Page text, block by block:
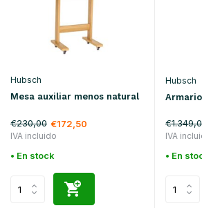
Hubsch
Mesa auxiliar menos natural
€230,00 €172,50
IVA incluido
• En stock
Hubsch
IVA
• En